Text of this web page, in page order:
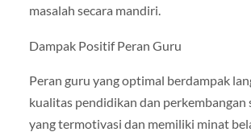
masalah secara mandiri.
Dampak Positif Peran Guru
Peran guru yang optimal berdampak
kualitas pendidikan dan perkembangan
yang termotivasi dan memiliki minat